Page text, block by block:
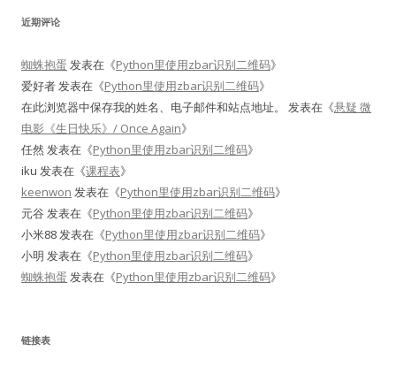
近期评论
蜘蛛抱蛋 发表在《Python里使用zbar识别二维码》
爱好者发表在《Python里使用zbar识别二维码》
在此浏览器中保存我的姓名、电子邮件和站点地址。
发表在《悬疑 微
电影《生日快乐》/ Once Again》
任然 发表在《Python里使用zbar识别二维码》
iku 发表在《课程表》
keenwon 发表在《Python里使用zbar识别二维码》
元谷发表在《Python里使用zbar识别二维码》
小米88发表在《Python里使用zbar识别二维码》
小明 发表在《Python里使用zbar识别二维码》
蜘蛛抱蛋 发表在《Python里使用zbar识别二维码》
链接表